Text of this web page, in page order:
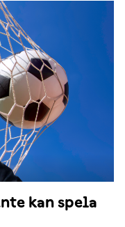
kan spela